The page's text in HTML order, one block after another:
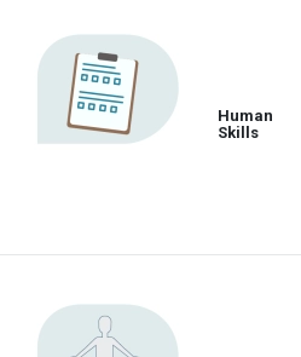
Human
Skills